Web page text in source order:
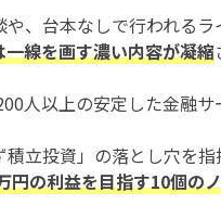
や、台本なしで行われる
線を画す濃い内容が凝縮
人以上の安定した金融
立投資」の落とし穴を
円の利益を目指す10個の